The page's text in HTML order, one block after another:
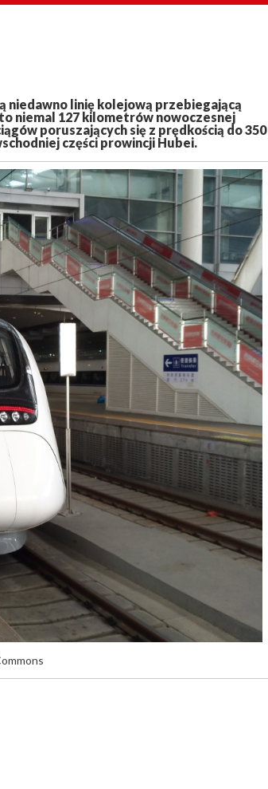
niedawno linię kolejową przebiegającą
niemal 127 kilometrów nowoczesnej
poruszających się z prędkością do 350
części prowincji Hubei.